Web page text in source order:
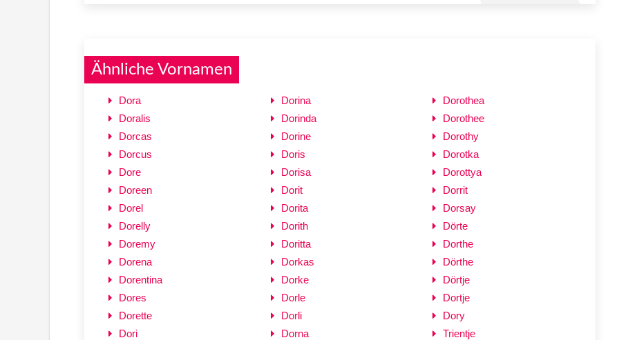
Ähnliche Vornamen
Dora
Doralis
Dorcas
Dorcus
Dore
Doreen
Dorel
Dorelly
Doremy
Dorena
Dorentina
Dores
Dorette
Dori
Dorina
Dorinda
Dorine
Doris
Dorisa
Dorit
Dorita
Dorith
Doritta
Dorkas
Dorke
Dorle
Dorli
Dorna
Dorothea
Dorothee
Dorothy
Dorotka
Dorottya
Dorrit
Dorsay
Dörte
Dorthe
Dörthe
Dörtje
Dortje
Dory
Trientje